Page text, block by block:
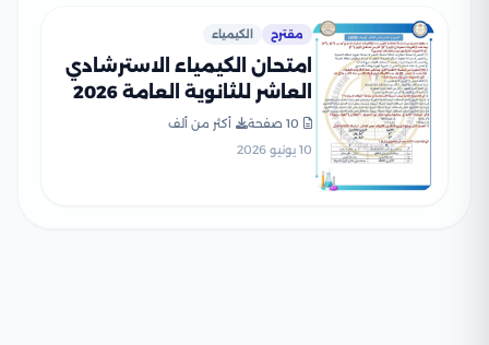
مقترح الكيمياء
امتحان الكيمياء الاسترشادي
العاشر للثانوية العامة 2026
PDF للتدريب على نمط
الأسئلة
10 صفحة
أكثر من ألف
10 يونيو 2026